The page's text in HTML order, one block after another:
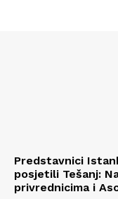
Predstavnici
posjetili Tešanj:
privrednicima i